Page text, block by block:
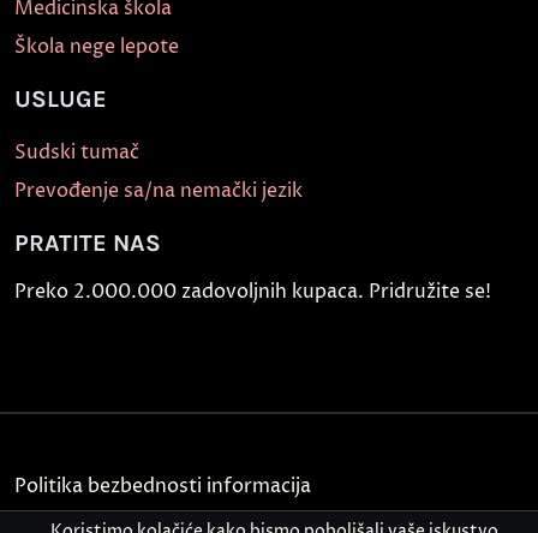
Medicinska škola
Škola nege lepote
USLUGE
Sudski tumač
Prevođenje sa/na nemački jezik
PRATITE NAS
Preko 2.000.000 zadovoljnih kupaca. Pridružite se!
Politika bezbednosti informacija